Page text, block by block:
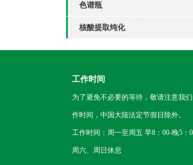
色谱瓶
核酸提取纯化
工作时间
为了避免不必要的等待，敬请注意我
作时间，中国大陆法定节假日除外。
工作时间：周一至周五 早8：00-晚5：
周六、周日休息